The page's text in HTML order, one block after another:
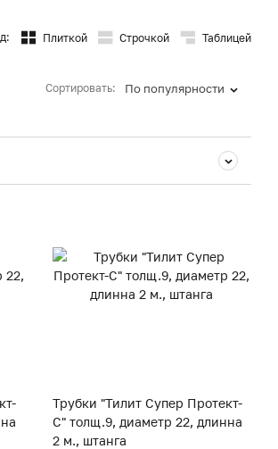
Плиткой Строчкой Таблицей
Сортировать: По популярности
Трубки "Тилит Супер Протект-
С" толщ.9, диаметр 22, длинна
2 м., штанга